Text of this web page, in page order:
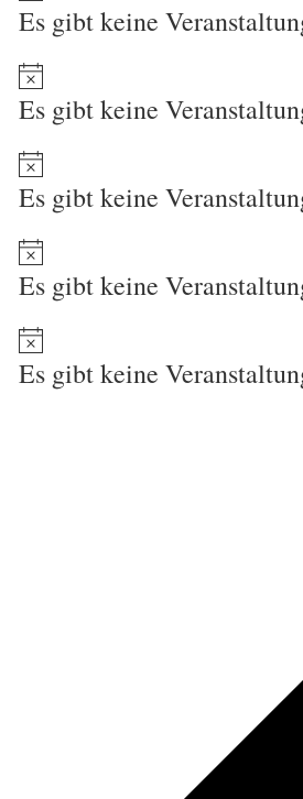
Es gibt keine
Es gibt keine
Es gibt keine
Es gibt keine
Es gibt keine